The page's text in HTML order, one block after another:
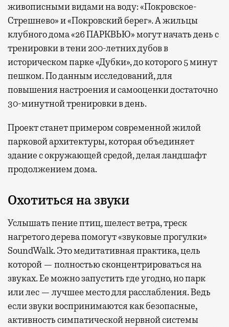
живописными видами на воду: «Покровское-
Стрешнево» и «Покровский берег». А жильцы
клубного дома «26 ПАРКВЬЮ» могут начать день с
тренировки в тени 200-летних дубов в
историческом парке «Дубки», до которого 5 минут
пешком. По данным исследований, для
повышения настроения и самооценки достаточно
30-минутной тренировки в день.
Проект станет примером современной жилой
парковой архитектуры, которая объединяет
здание с окружающей средой, делая ландшафт
продолжением дома.
Охотиться на звуки
Услышать пение птиц, шелест ветра, треск
нагретого дерева помогут «звуковые прогулки»
SoundWalk. Это медитативная практика, цель
которой — полностью сконцентрироваться на
звуках. Ее можно запустить где угодно, но парк
или лес — лучшее место для расслабления. Ведь
если звуки воспринимаются как безопасные,
активность симпатической нервной системы